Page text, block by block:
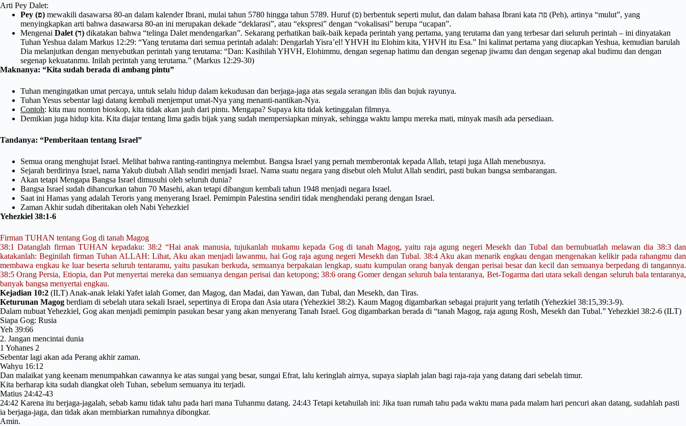
Arti Pey Dalet:
Pey (פ) mewakili dasawarsa 80-an dalam kalender Ibrani, mulai tahun 5780 hingga tahun 5789. Huruf (פ) berbentuk seperti mulut, dan dalam bahasa Ibrani kata פה (Peh), artinya “mulut”, yang
menyingkapkan arti bahwa dasawarsa 80-an ini merupakan dekade “deklarasi”, atau “ekspresi” dengan “vokalisasi” berupa “ucapan”.
Mengenai
Dalet (ד) dikatakan bahwa “telinga Dalet mendengarkan”. Sekarang perhatikan baik-baik kepada perintah yang pertama, yang terutama dan yang terbesar dari seluruh perintah – ini dinyatakan
Tuhan Yeshua dalam Markus 12:29: “Yang terutama dari semua perintah adalah: Dengarlah Yisra’el! YHVH itu Elohim kita, YHVH itu Esa.” Ini kalimat pertama yang diucapkan Yeshua, kemudian barulah
Dia melanjutkan dengan menyebutkan perintah yang terutama: “Dan: Kasihilah YHVH, Elohimmu, dengan segenap hatimu dan dengan segenap jiwamu dan dengan segenap akal budimu dan dengan
segenap kekuatanmu. Inilah perintah yang terutama.” (Markus 12:29-30)
Maknanya: “Kita sudah berada di ambang pintu”
Tuhan mengingatkan umat percaya, untuk selalu hidup dalam kekudusan dan berjaga-jaga atas segala serangan iblis dan bujuk rayunya.
Tuhan Yesus sebentar lagi datang kembali menjemput umat-Nya yang menanti-nantikan-Nya.
Contoh: kita mau nonton bioskop, kita tidak akan jauh dari pintu. Mengapa? Supaya kita tidak ketinggalan filmnya.
Demikian juga hidup kita. Kita diajar tentang lima gadis bijak yang sudah mempersiapkan minyak, sehingga waktu lampu mereka mati, minyak masih ada persediaan.
Tandanya: “Pemberitaan tentang Israel”
Semua orang menghujat Israel. Melihat bahwa ranting-rantingnya melembut. Bangsa Israel yang pernah memberontak kepada Allah, tetapi juga Allah menebusnya.
Sejarah berdirinya Israel, nama Yakub diubah Allah sendiri menjadi Israel. Nama suatu negara yang disebut oleh Mulut Allah sendiri, pasti bukan bangsa sembarangan.
Akan tetapi Mengapa Bangsa Israel dimusuhi oleh seluruh dunia?
Bangsa Israel sudah dihancurkan tahun 70 Masehi, akan tetapi dibangun kembali tahun 1948 menjadi negara Israel.
Saat ini Hamas yang adalah Teroris yang menyerang Israel. Pemimpin Palestina sendiri tidak menghendaki perang dengan Israel.
Zaman Akhir sudah diberitakan oleh Nabi Yehezkiel
Yehezkiel 38:1-6
Firman TUHAN tentang Gog di tanah Magog
38:1 Datanglah firman TUHAN kepadaku: 38:2 “Hai anak manusia, tujukanlah mukamu kepada Gog di tanah Magog, yaitu raja agung negeri Mesekh dan Tubal dan bernubuatlah melawan dia 38:3 dan
katakanlah: Beginilah firman Tuhan ALLAH: Lihat, Aku akan menjadi lawanmu, hai Gog raja agung negeri Mesekh dan Tubal. 38:4 Aku akan menarik engkau dengan mengenakan kelikir pada rahangmu dan
membawa engkau ke luar beserta seluruh tentaramu, yaitu pasukan berkuda, semuanya berpakaian lengkap, suatu kumpulan orang banyak dengan perisai besar dan kecil dan semuanya berpedang di tangannya.
38:5 Orang Persia, Etiopia, dan Put menyertai mereka dan semuanya dengan perisai dan ketopong; 38:6 orang Gomer dengan seluruh bala tentaranya, Bet-Togarma dari utara sekali dengan seluruh bala tentaranya,
banyak bangsa menyertai engkau.
Kejadian 10:2 (ILT) Anak-anak lelaki Yafet ialah Gomer, dan Magog, dan Madai, dan Yawan, dan Tubal, dan Mesekh, dan Tiras.
Keturunan Magog berdiam di sebelah utara sekali Israel, sepertinya di Eropa dan Asia utara (Yehezkiel 38:2). Kaum Magog digambarkan sebagai prajurit yang terlatih (Yehezkiel 38:15,39:3-9).
Dalam nubuat Yehezkiel, Gog akan menjadi pemimpin pasukan besar yang akan menyerang Tanah Israel. Gog digambarkan berada di “tanah Magog, raja agung Rosh, Mesekh dan Tubal.” Yehezkiel 38:2-6 (ILT)
Siapa Gog: Rusia
Yeh 39:66
2. Jangan mencintai dunia
1 Yohanes 2
Sebentar lagi akan ada Perang akhir zaman.
Wahyu 16:12
Dan malaikat yang keenam menumpahkan cawannya ke atas sungai yang besar, sungai Efrat, lalu keringlah airnya, supaya siaplah jalan bagi raja-raja yang datang dari sebelah timur.
Kita berharap kita sudah diangkat oleh Tuhan, sebelum semuanya itu terjadi.
Matius 24:42-43
24:42 Karena itu berjaga-jagalah, sebab kamu tidak tahu pada hari mana Tuhanmu datang. 24:43 Tetapi ketahuilah ini: Jika tuan rumah tahu pada waktu mana pada malam hari pencuri akan datang, sudahlah pasti
ia berjaga-jaga, dan tidak akan membiarkan rumahnya dibongkar.
Amin.